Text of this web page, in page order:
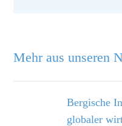
Mehr aus unseren
Bergische
globaler